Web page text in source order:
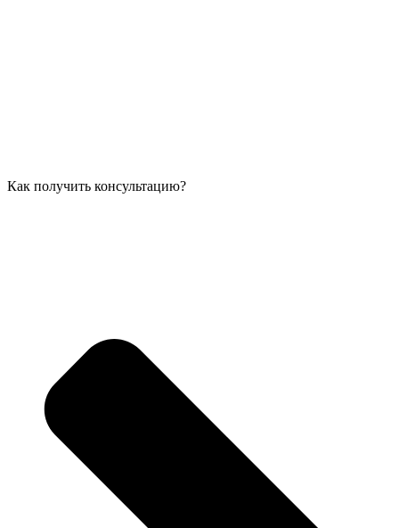
Как получить консультацию?